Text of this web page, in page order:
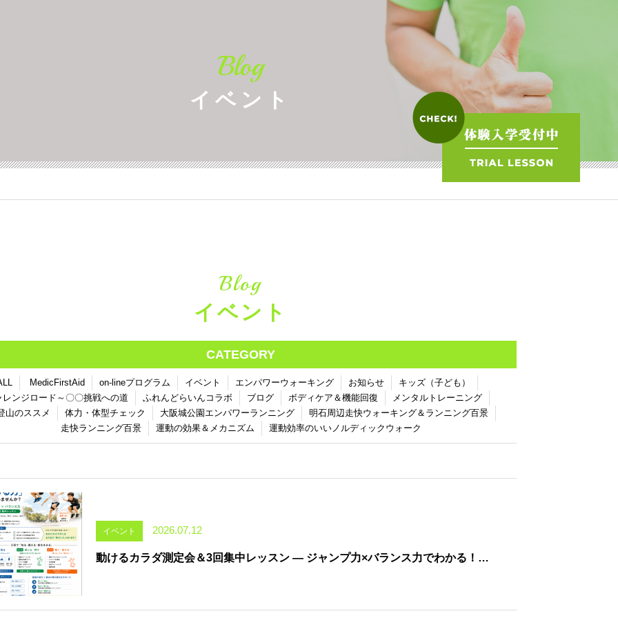
Blog
イベント
Blog
イベント
CATEGORY
MedicFirstAid on-lineプログラム イベント エンパワーウォーキング お知らせ
キッズ（子ども）
レンジロード～〇〇挑戦への道
ふれんどらいんコラボ ブログ ボディケア＆機能回復
メンタルトレーニング
山のススメ
体力・体型チェック 大阪城公園エンパワーランニング
明石周辺走快ウォーキング＆ランニング百景
走快ランニング百景
運動の効果＆メカニズム 運動効率のいいノルディックウォーク
イベント 2026.07.12
動けるカラダ測定会＆3回集中レッスン ― ジャンプ力×バランス力でわかる！…